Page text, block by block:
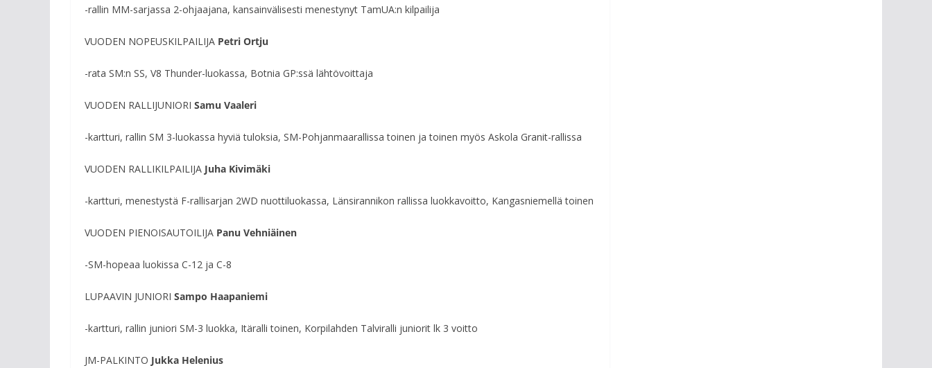
-rallin MM-sarjassa 2-ohjaajana, kansainvälisesti menestynyt TamUA:n kilpailija
VUODEN NOPEUSKILPAILIJA Petri Ortju
-rata SM:n SS, V8 Thunder-luokassa, Botnia GP:ssä lähtövoittaja
VUODEN RALLIJUNIORI Samu Vaaleri
-kartturi, rallin SM 3-luokassa hyviä tuloksia, SM-Pohjanmaarallissa toinen ja toinen myös Askola Granit-rallissa
VUODEN RALLIKILPAILIJA Juha Kivimäki
-kartturi, menestystä F-rallisarjan 2WD nuottiluokassa, Länsirannikon rallissa luokkavoitto, Kangasniemellä toinen
VUODEN PIENOISAUTOILIJA Panu Vehniäinen
-SM-hopeaa luokissa C-12 ja C-8
LUPAAVIN JUNIORI Sampo Haapaniemi
-kartturi, rallin juniori SM-3 luokka, Itäralli toinen, Korpilahden Talviralli juniorit lk 3 voitto
JM-PALKINTO Jukka Helenius